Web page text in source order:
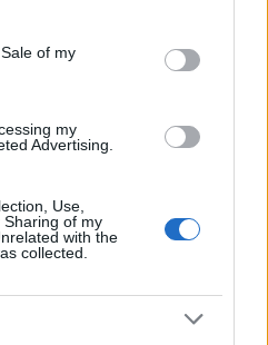
purposes in below Google
of my
my
Advertising.
Use,
of my
with the
collected.
lesz, Sebő pedig
Dávid Broken Cups
illetve
val (ex-
elismerés:
Sikerült úgy
szerintünk okésan szól.
megdicsérnek minket,
elég szokatlan.